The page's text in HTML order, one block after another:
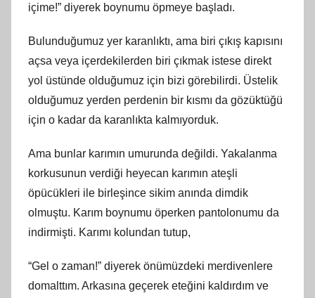
içime!” diyerek boynumu öpmeye başladı.
Bulunduğumuz yer karanlıktı, ama biri çıkış kapısını
açsa veya içerdekilerden biri çıkmak istese direkt
yol üstünde olduğumuz için bizi görebilirdi. Üstelik
olduğumuz yerden perdenin bir kısmı da gözüktüğü
için o kadar da karanlıkta kalmıyorduk.
Ama bunlar karımın umurunda değildi. Yakalanma
korkusunun verdiği heyecan karımın ateşli
öpücükleri ile birleşince sikim anında dimdik
olmuştu. Karım boynumu öperken pantolonumu da
indirmişti. Karımı kolundan tutup,
“Gel o zaman!” diyerek önümüzdeki merdivenlere
domalttım. Arkasına geçerek eteğini kaldırdım ve